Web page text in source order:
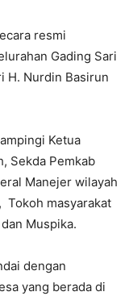
resmi
Gading Sari
H. Nurdin Basirun
Ketua
Sekda Pemkab
Manejer wilayah
Tokoh masyarakat
Muspika.
dengan
yang berada di